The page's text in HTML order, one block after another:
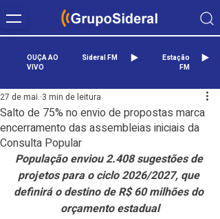
OUÇA AO
VIVO
Sideral FM
Estação
FM
Salto de 75% no envio de propostas marca
encerramento das assembleias iniciais da
Consulta Popular
27 de mai. 3 min de leitura
População enviou 2.408 sugestões de
projetos para o ciclo 2026/2027, que
definirá o destino de R$ 60 milhões do
orçamento estadual